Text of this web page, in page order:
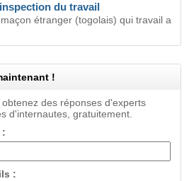
du travail
étranger (togolais) qui travail a
!
des réponses d'experts
d'internautes, gratuitement.
:
: